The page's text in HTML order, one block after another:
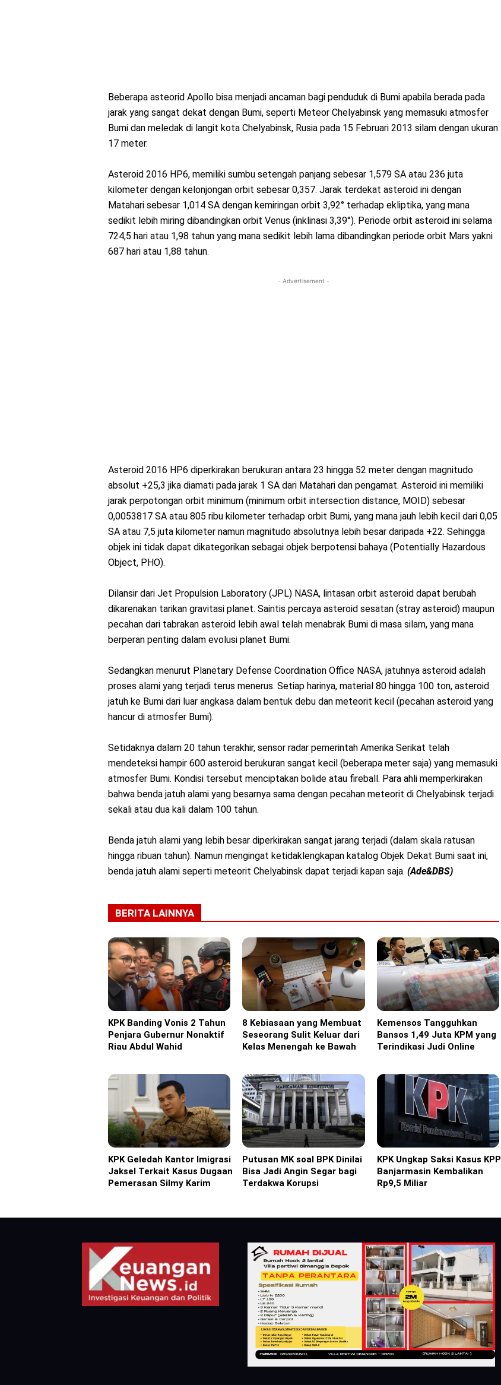
Beberapa asteorid Apollo bisa menjadi ancaman bagi penduduk di Bumi apabila berada pada
jarak yang sangat dekat dengan Bumi, seperti Meteor Chelyabinsk yang memasuki atmosfer
Bumi dan meledak di langit kota Chelyabinsk, Rusia pada 15 Februari 2013 silam dengan ukuran
17 meter.
Asteroid 2016 HP6, memiliki sumbu setengah panjang sebesar 1,579 SA atau 236 juta
kilometer dengan kelonjongan orbit sebesar 0,357. Jarak terdekat asteroid ini dengan
Matahari sebesar 1,014 SA dengan kemiringan orbit 3,92° terhadap ekliptika, yang mana
sedikit lebih miring dibandingkan orbit Venus (inklinasi 3,39°). Periode orbit asteroid ini selama
724,5 hari atau 1,98 tahun yang mana sedikit lebih lama dibandingkan periode orbit Mars yakni
687 hari atau 1,88 tahun.
- Advertisement -
Asteroid 2016 HP6 diperkirakan berukuran antara 23 hingga 52 meter dengan magnitudo
absolut +25,3 jika diamati pada jarak 1 SA dari Matahari dan pengamat. Asteroid ini memiliki
jarak perpotongan orbit minimum (minimum orbit intersection distance, MOID) sebesar
0,0053817 SA atau 805 ribu kilometer terhadap orbit Bumi, yang mana jauh lebih kecil dari 0,05
SA atau 7,5 juta kilometer namun magnitudo absolutnya lebih besar daripada +22. Sehingga
objek ini tidak dapat dikategorikan sebagai objek berpotensi bahaya (Potentially Hazardous
Object, PHO).
Dilansir dari Jet Propulsion Laboratory (JPL) NASA, lintasan orbit asteroid dapat berubah
dikarenakan tarikan gravitasi planet. Saintis percaya asteroid sesatan (stray asteroid) maupun
pecahan dari tabrakan asteroid lebih awal telah menabrak Bumi di masa silam, yang mana
berperan penting dalam evolusi planet Bumi.
Sedangkan menurut Planetary Defense Coordination Office NASA, jatuhnya asteroid adalah
proses alami yang terjadi terus menerus. Setiap harinya, material 80 hingga 100 ton, asteroid
jatuh ke Bumi dari luar angkasa dalam bentuk debu dan meteorit kecil (pecahan asteroid yang
hancur di atmosfer Bumi).
Setidaknya dalam 20 tahun terakhir, sensor radar pemerintah Amerika Serikat telah
mendeteksi hampir 600 asteroid berukuran sangat kecil (beberapa meter saja) yang memasuki
atmosfer Bumi. Kondisi tersebut menciptakan bolide atau fireball. Para ahli memperkirakan
bahwa benda jatuh alami yang besarnya sama dengan pecahan meteorit di Chelyabinsk terjadi
sekali atau dua kali dalam 100 tahun.
Benda jatuh alami yang lebih besar diperkirakan sangat jarang terjadi (dalam skala ratusan
hingga ribuan tahun). Namun mengingat ketidaklengkapan katalog Objek Dekat Bumi saat ini,
benda jatuh alami seperti meteorit Chelyabinsk dapat terjadi kapan saja. (Ade&DBS)
BERITA LAINNYA
Headline
KPK Banding Vonis 2 Tahun
Penjara Gubernur Nonaktif
Riau Abdul Wahid
Headline
8 Kebiasaan yang Membuat
Seseorang Sulit Keluar dari
Kelas Menengah ke Bawah
Headline
Kemensos Tangguhkan
Bansos 1,49 Juta KPM yang
Terindikasi Judi Online
Headline
KPK Geledah Kantor Imigrasi
Jaksel Terkait Kasus Dugaan
Pemerasan Silmy Karim
Headline
Putusan MK soal BPK Dinilai
Bisa Jadi Angin Segar bagi
Terdakwa Korupsi
Headline
KPK Ungkap Saksi Kasus KPP
Banjarmasin Kembalikan
Rp9,5 Miliar